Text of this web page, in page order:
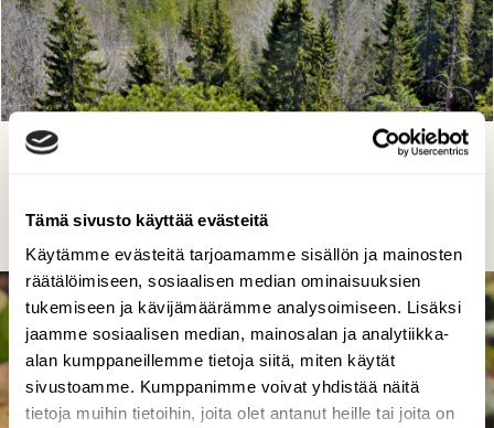
Tämä sivusto käyttää evästeitä
Käytämme evästeitä tarjoamamme sisällön ja mainosten
räätälöimiseen, sosiaalisen median ominaisuuksien
tukemiseen ja kävijämäärämme analysoimiseen. Lisäksi
jaamme sosiaalisen median, mainosalan ja analytiikka-
alan kumppaneillemme tietoja siitä, miten käytät
sivustoamme. Kumppanimme voivat yhdistää näitä
tietoja muihin tietoihin, joita olet antanut heille tai joita on
Vuodenaika vaihtumassa